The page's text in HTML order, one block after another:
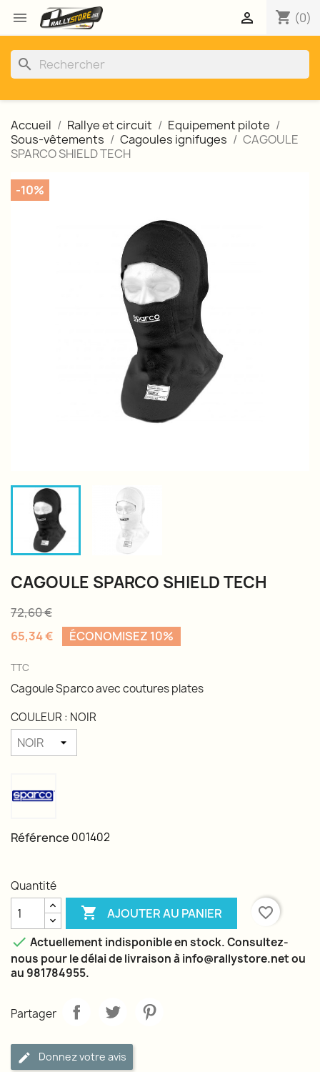
 shopping_cart (0)

search
Accueil Rallye et circuit
Equipement pilote
Sous-vêtements
Cagoules ignifuges
CAGOULE
SPARCO SHIELD TECH
-10%
CAGOULE SPARCO SHIELD TECH
72,60 €
65,34 €
ÉCONOMISEZ 10%
TTC
Cagoule Sparco avec coutures plates
COULEUR : NOIR
Référence 001402
Quantité
 AJOUTER AU PANIER
favorite_border
 Actuellement indisponible en stock. Consultez-
nous pour le délai de livraison à info@rallystore.net ou
au 981784955.
Partager
Donnez votre avis